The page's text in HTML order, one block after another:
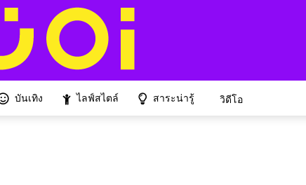
บันเทิง ไลฟ์สไตล์ สาระน่ารู้ วิดีโอ